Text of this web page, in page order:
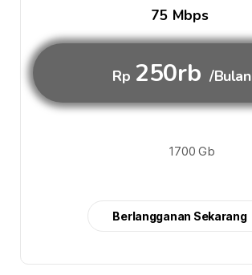
75 Mbps
Rp 250rb /Bulan
1700 Gb
Berlangganan Sekarang